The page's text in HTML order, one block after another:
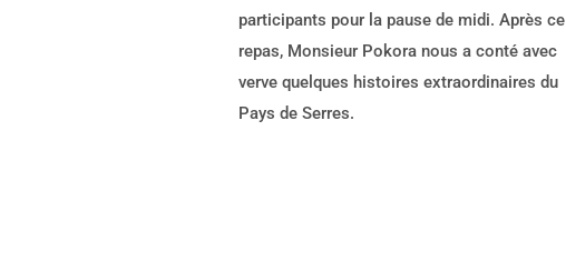
participants pour la pause de midi. Après ce
repas, Monsieur Pokora nous a conté avec
verve quelques histoires extraordinaires du
Pays de Serres.